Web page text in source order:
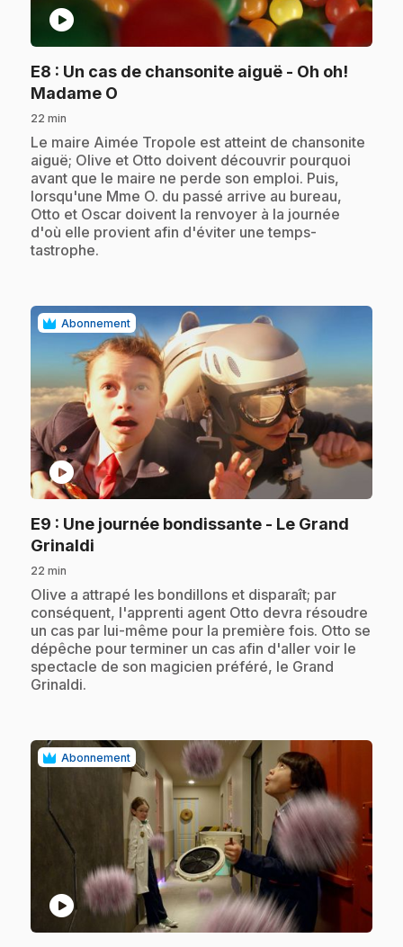
play_circle
E8 : Un cas de chansonite aiguë - Oh oh!
Madame O
22 min
.Le maire Aimée Tropole est atteint de chansonite
aiguë; Olive et Otto doivent découvrir pourquoi
avant que le maire ne perde son emploi. Puis,
lorsqu'une Mme O. du passé arrive au bureau,
Otto et Oscar doivent la renvoyer à la journée
d'où elle provient afin d'éviter une temps-
tastrophe.
Abonnement
play_circle
E9 : Une journée bondissante - Le Grand
Grinaldi
22 min
.Olive a attrapé les bondillons et disparaît; par
conséquent, l'apprenti agent Otto devra résoudre
un cas par lui-même pour la première fois. Otto se
dépêche pour terminer un cas afin d'aller voir le
spectacle de son magicien préféré, le Grand
Grinaldi.
Abonnement
play_circle